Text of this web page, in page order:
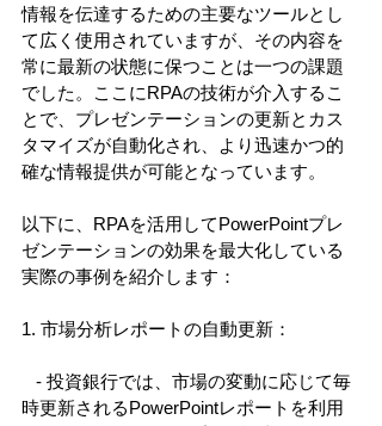
情報を伝達するための主要なツールとし
て広く使用されていますが、その内容を
常に最新の状態に保つことは一つの課題
でした。ここにRPAの技術が介入するこ
とで、プレゼンテーションの更新とカス
タマイズが自動化され、より迅速かつ的
確な情報提供が可能となっています。
以下に、RPAを活用してPowerPointプレ
ゼンテーションの効果を最大化している
実際の事例を紹介します：
1. 市場分析レポートの自動更新：
- 投資銀行では、市場の変動に応じて毎
時更新されるPowerPointレポートを利用